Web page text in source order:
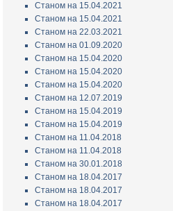
Станом на 15.04.2021
Станом на 15.04.2021
Станом на 22.03.2021
Станом на 01.09.2020
Станом на 15.04.2020
Станом на 15.04.2020
Станом на 15.04.2020
Станом на 12.07.2019
Станом на 15.04.2019
Станом на 15.04.2019
Станом на 11.04.2018
Станом на 11.04.2018
Станом на 30.01.2018
Станом на 18.04.2017
Станом на 18.04.2017
Станом на 18.04.2017